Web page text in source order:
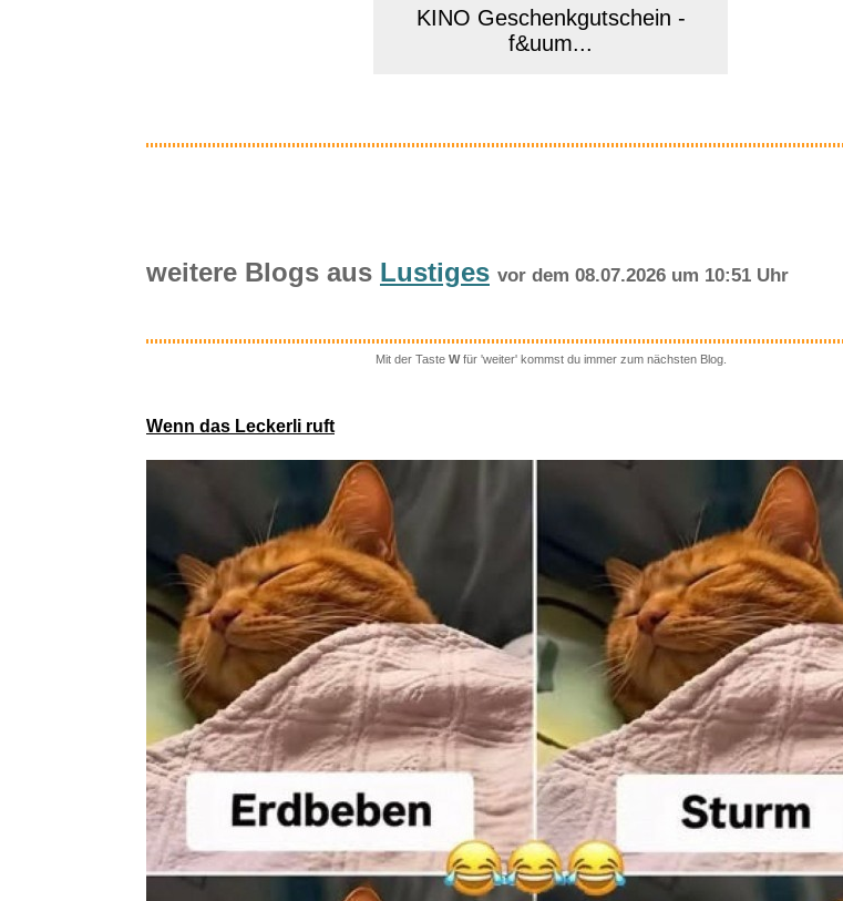
KINO Geschenkgutschein -
f&uum...
Edubini Magische Vorschule
&Uu...
Anzeige
weitere Blogs aus Lustiges vor dem 08.07.2026 um 10:51 Uhr
Mit der Taste Wfür 'weiter' kommst du immer zum nächsten Blog.
Wenn das Leckerli ruft